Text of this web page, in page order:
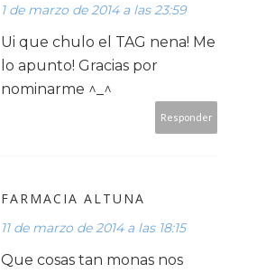
1 de marzo de 2014 a las 23:59
Ui que chulo el TAG nena! Me
lo apunto! Gracias por
nominarme ^_^
Responder
FARMACIA ALTUNA
11 de marzo de 2014 a las 18:15
Que cosas tan monas nos